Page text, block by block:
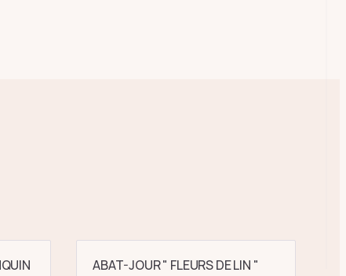
ABAT-JOUR " FLEURS DE LIN "